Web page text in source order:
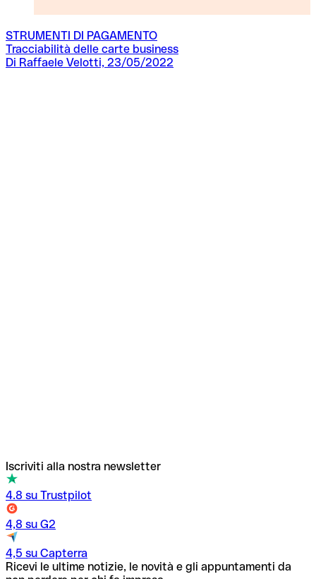
STRUMENTI DI PAGAMENTO
Tracciabilità delle carte business
Di Raffaele Velotti, 23/05/2022
Iscriviti alla nostra newsletter
4.8 su Trustpilot
4,8 su G2
4,5 su Capterra
Ricevi le ultime notizie, le novità e gli appuntamenti da